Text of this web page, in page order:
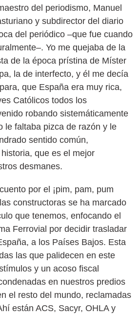
del periodismo, Manuel
y subdirector del diario
del periódico –que fue cuando
Yo me quejaba de la
de la época prístina de Míster
la de interfecto, y él me decía
que España era muy rica,
Católicos todos los
robando sistemáticamente
le faltaba pizca de razón y le
sentido común,
que es el mejor
desmanes.
por el ¡pim, pam, pum
constructoras se ha marcado
que tenemos, enfocando el
Ferrovial por decidir trasladar
a los Países Bajos. Esta
las que palidecen en este
y un acoso fiscal
en nuestros predios
el resto del mundo, reclamadas
están ACS, Sacyr, OHLA y